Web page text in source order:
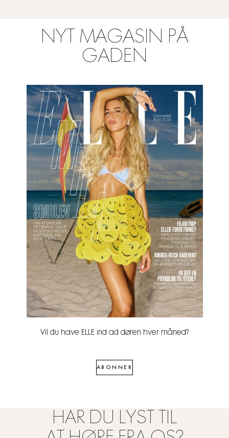
NYT MAGASIN PÅ
GADEN
Vil du have ELLE ind ad døren hver måned?
ABONNER
HAR DU LYST TIL